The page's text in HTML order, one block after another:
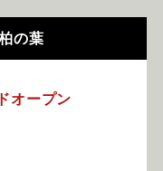
の葉
オープン